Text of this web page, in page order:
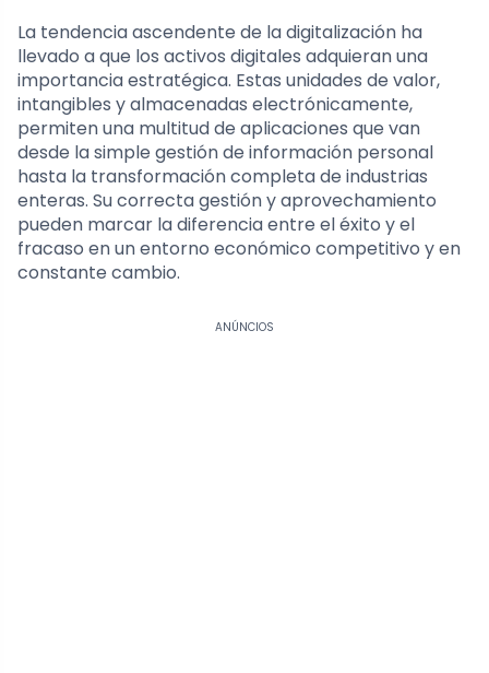
La tendencia ascendente de la digitalización ha
llevado a que los activos digitales adquieran una
importancia estratégica. Estas unidades de valor,
intangibles y almacenadas electrónicamente,
permiten una multitud de aplicaciones que van
desde la simple gestión de información personal
hasta la transformación completa de industrias
enteras. Su correcta gestión y aprovechamiento
pueden marcar la diferencia entre el éxito y el
fracaso en un entorno económico competitivo y en
constante cambio.
ANÚNCIOS